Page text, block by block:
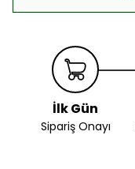
İlk Gün
Sipariş Onayı